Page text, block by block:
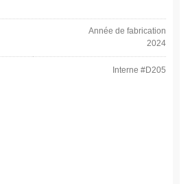
Année de fabrication
2024
Interne #D205